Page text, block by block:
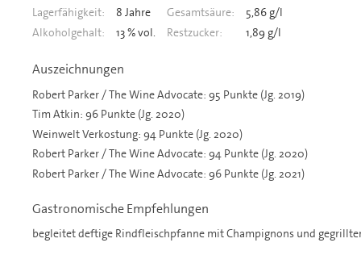
Lagerfähigkeit: 8 Jahre Gesamtsäure:
5,86 g/l
Alkoholgehalt:
13 % vol. Restzucker: 1,89 g/l
Auszeichnungen
Robert Parker / The Wine Advocate: 95 Punkte (Jg. 2019)
Tim Atkin: 96 Punkte (Jg. 2020)
Weinwelt Verkostung: 94 Punkte (Jg. 2020)
Robert Parker / The Wine Advocate: 94 Punkte (Jg. 2020)
Robert Parker / The Wine Advocate: 96 Punkte (Jg. 2021)
Gastronomische Empfehlungen
begleitet deftige Rindfleischpfanne mit Champignons und